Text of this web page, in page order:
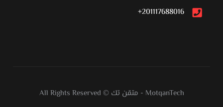
201117688016+
All Rights Reserved © متقن تك - MotqanTech